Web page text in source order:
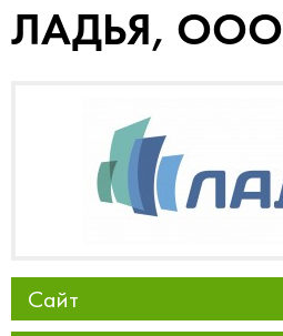
ЛАДЬЯ, ООО
Сайт